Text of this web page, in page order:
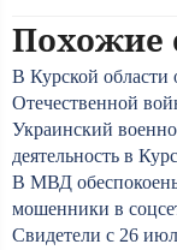
Похожие
В Курской
Отечественной
Украинский
деятельность в
В МВД
мошенники в
Свидетели с 26